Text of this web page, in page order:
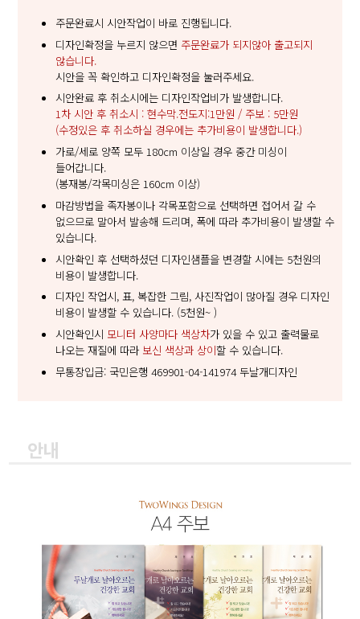
주문완료시 시안작업이 바로 진행됩니다.
디자인확정을 누르지 않으면 주문완료가 되지않아 출고되지
않습니다.
시안을 꼭 확인하고 디자인확정을 눌러주세요.
시안완료 후 취소시에는 디자인작업비가 발생합니다.
1차 시안 후 취소시 : 현수막.전도지:1만원 / 주보 : 5만원
(수정있은 후 취소하실 경우에는 추가비용이 발생합니다.)
가로/세로 양쪽 모두 180cm 이상일 경우 중간 미싱이
들어갑니다.
(봉재봉/각목미싱은 160cm 이상)
마감방법을 족자봉이나 각목포함으로 선택하면 접어서 갈 수
없으므로 말아서 발송해 드리며, 폭에 따라 추가비용이 발생할 수
있습니다.
시안확인 후 선택하셨던 디자인샘플을 변경할 시에는 5천원의
비용이 발생합니다.
디자인 작업시, 표, 복잡한 그림, 사진작업이 많아질 경우 디자인
비용이 발생할 수 있습니다. (5천원~ )
시안확인시 모니터 사양마다 색상차가 있을 수 있고 출력물로
나오는 재질에 따라 보신 색상과 상이할 수 있습니다.
무통장입금: 국민은행 469901-04-141974 두날개디자인
안내